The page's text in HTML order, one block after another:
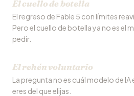
El cuello de botella
El regreso de Fable 5 con límites
Pero el cuello de botella ya no es el
pedir.
El rehén voluntario
La pregunta no es cuál modelo de IA
eres del que elijas.